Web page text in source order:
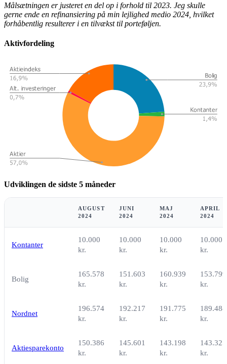
Målsætningen er justeret en del op i forhold til 2023. Jeg skulle
gerne ende en refinansiering på min lejlighed medio 2024, hvilket
forhåbentlig resulterer i en tilvækst til porteføljen.
Aktivfordeling
Udviklingen de sidste 5 måneder
AUGUST
2024
JUNI
2024
MAJ
2024
APRIL
2024
Kontanter
10.000
kr.
10.000
kr.
10.000
kr.
10.000
kr.
Bolig
165.578
kr.
151.603
kr.
160.939
kr.
153.799
kr.
Nordnet
196.574
kr.
192.217
kr.
191.775
kr.
189.488
kr.
Aktiesparekonto
150.386
kr.
145.601
kr.
143.198
kr.
143.325
kr.